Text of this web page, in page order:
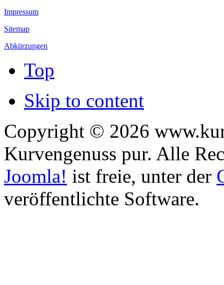
Impressum
Sitemap
Abkürzungen
Top
Skip to content
Copyright © 2026
Kurvengenuss pur. Alle
Joomla! ist freie, unter der
veröffentlichte Software.